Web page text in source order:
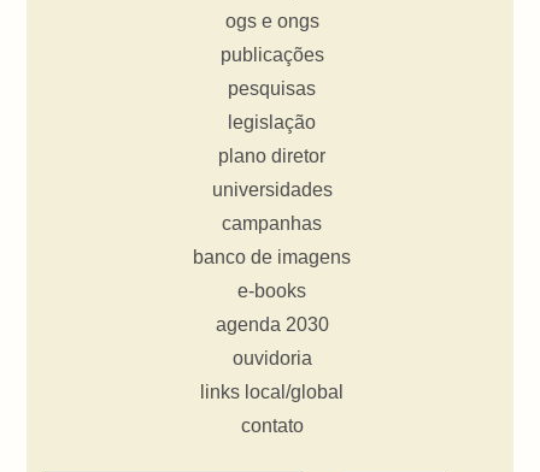
ogs e ongs
publicações
pesquisas
legislação
plano diretor
universidades
campanhas
banco de imagens
e-books
agenda 2030
ouvidoria
links local/global
contato